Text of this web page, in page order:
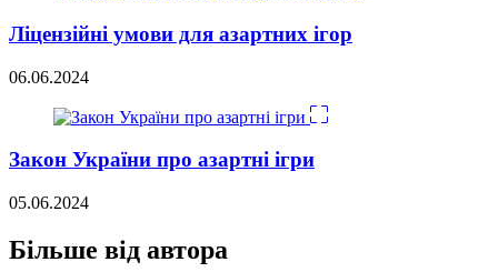
Ліцензійні умови для азартних ігор
06.06.2024
Закон України про азартні ігри
05.06.2024
Більше від автора